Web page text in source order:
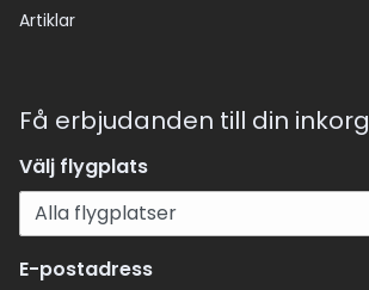
Artiklar
Få erbjudanden till din inkorg
Välj flygplats
E-postadress